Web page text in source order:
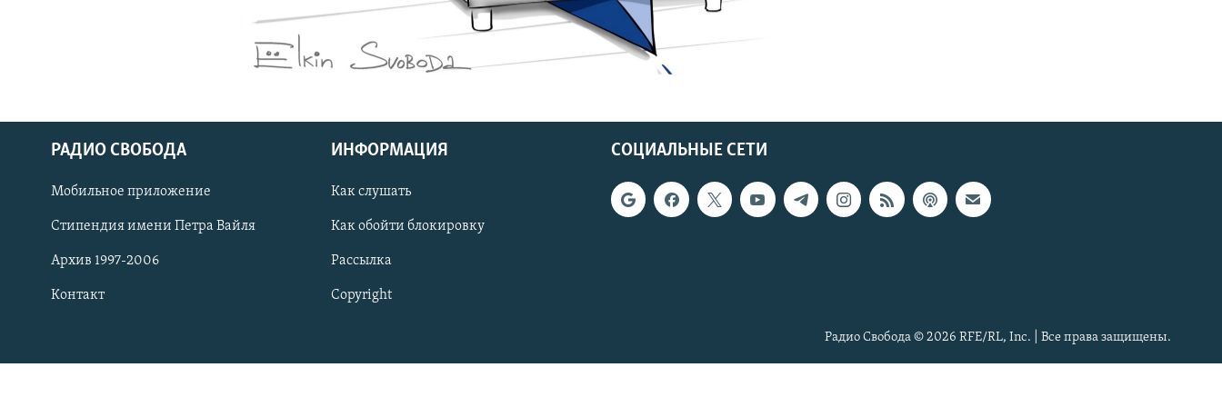
СОЦИАЛЬНЫЕ СЕТИ
РАДИО СВОБОДА
Мобильное приложение
Стипендия имени Петра Вайля
Архив 1997-2006
Контакт
ИНФОРМАЦИЯ
Как слушать
Как обойти блокировку
Рассылка
Copyright
Радио Свобода © 2026 RFE/RL, Inc. | Все права защищены.